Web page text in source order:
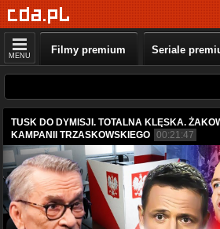
MENU Filmy premium Seriale
TUSK DO DYMISJI. TOTALNA KLĘSKA.
KAMPANII TRZASKOWSKIEGO 00:21:47